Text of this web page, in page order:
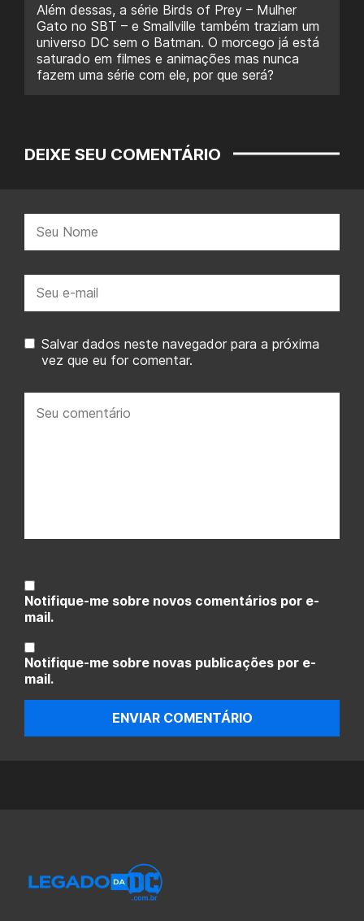
Além dessas, a série Birds of Prey – Mulher
Gato no SBT – e Smallville também traziam um
universo DC sem o Batman. O morcego já está
saturado em filmes e animações mas nunca
fazem uma série com ele, por que será?
DEIXE SEU COMENTÁRIO
mail:
Salvar dados neste navegador para a próxima
vez que eu for comentar.
comentário:
Notifique-me sobre novos comentários por e-
mail.
Notifique-me sobre novas publicações por e-
mail.
ENVIAR COMENTÁRIO